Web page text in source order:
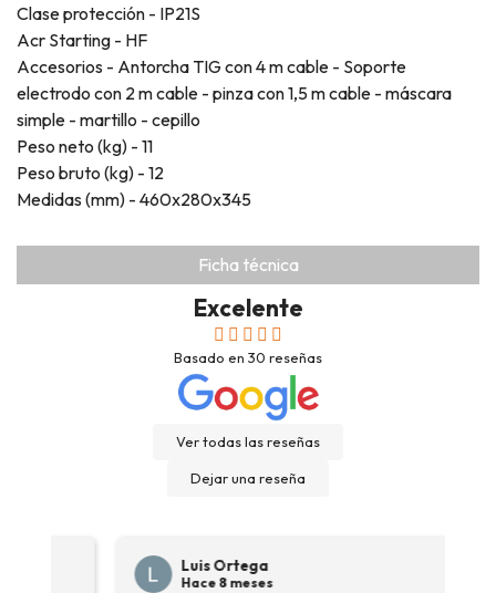
Ficha técnica
Clase protección - IP21S
Acr Starting - HF
Accesorios - Antorcha TIG con 4 m cable - Soporte
electrodo con 2 m cable - pinza con 1,5 m cable - máscara
simple - martillo - cepillo
Peso neto (kg) - 11
Peso bruto (kg) - 12
Medidas (mm) - 460x280x345
Excelente
Basado en 30 reseñas
Ver todas las reseñas
Dejar una reseña
Luis Ortega
Hace 8 meses